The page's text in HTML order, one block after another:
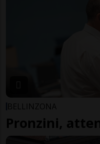
BELLINZONA
Pronzini,